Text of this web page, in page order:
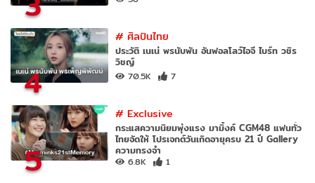
4
#ศิลปินไทย
ประวัติ เนเน่ พรนับพัน อันฟอลโลว์ไอจี ไบร์ท วชิร
วิชญ์
70.5K 7
5
#Exclusive
กระแสความนิยมพุ่งแรง มามิ้งค์ CGM48 แฟนทั่ว
ไทยจัดให้ โปรเจกต์วันเกิดอายุครบ 21 ปี Gallery
ความทรงจำ
6.8K 1